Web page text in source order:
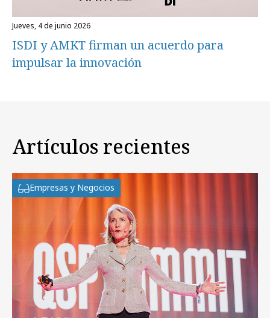
jueves, 4 de junio 2026
ISDI y AMKT firman un acuerdo para
impulsar la innovación
Artículos recientes
Empresas y Negocios